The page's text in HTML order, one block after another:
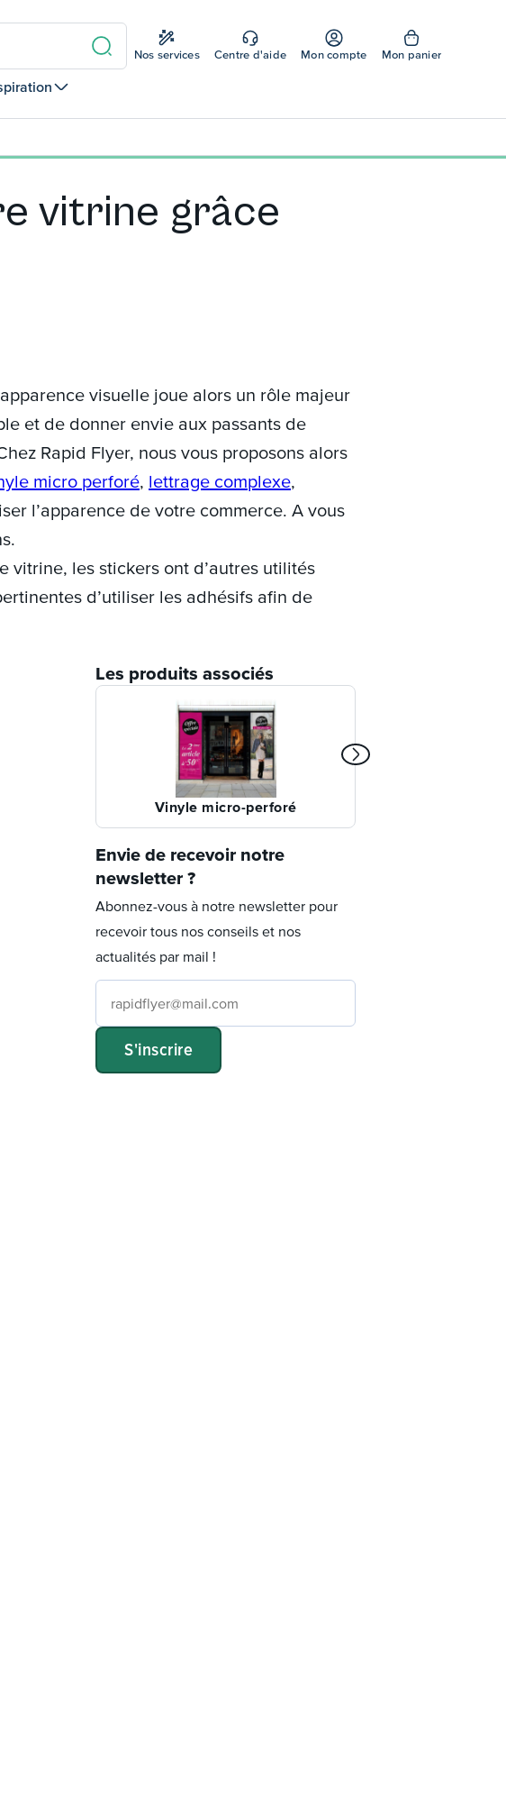
Nos services Centre d'aide Mon compte Mon panier
vitrine grâce
visuelle joue alors un rôle majeur
et de donner envie aux passants de
Rapid Flyer, nous vous proposons alors
micro perforé, lettrage complexe,
l’apparence de votre commerce. A vous
vitrine, les stickers ont d’autres utilités
d’utiliser les adhésifs afin de
Les produits associés
Vinyle micro-perforé
Envie de recevoir notre
newsletter ?
Abonnez-vous à notre newsletter pour
recevoir tous nos conseils et nos
actualités par mail !
S'inscrire